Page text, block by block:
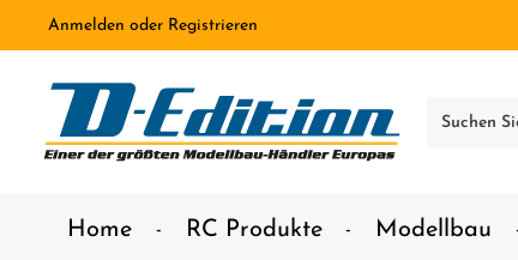
springen
Anmelden oder Registrieren
Home RC Produkte Modellbau